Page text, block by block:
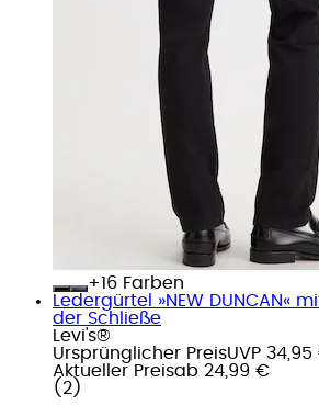
+
Farben
Ledergürtel »NEW DUNCAN«
der Schließe
Levi's®
Ursprünglicher PreisUVP
Aktueller Preisab 24,99 €
( 2 )